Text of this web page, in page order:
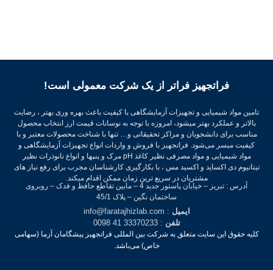
فراتجهیز فراتر از یک شرکت معمولی است!
تامین مواد شیمیایی و تجهیزات آزمایشگاهی با کیفیت باعث بهره وری بهتر ، رضایت
بالاتر و عملکرد بهتر میشود، امروزه با توجه به نوسانات قیمت ارز انتخاب محصول
مناسب برای دانشجویان و مراکز تحقیقاتی و… تنها با شناخت محصولات معتبر و با
کیفیت میسر می‌شود.فراتجهیز با فروش و واردات انواع تجهیزات آزمایشگاهی و
مواد شیمیایی و مواد مصرفی نظیر کاغذ pH مرک و پنپها و انواع نانوذرات نظیر
تیتانیوم دی اکساید و اکسید مس ، با بکارگیری کارشناسان مجرب برای رفع نیاز های
مشتریان در سریع ترین زمان ممکن اقدام میکند.
آدرس : تبریز – خیابان پاستور جدید 4 – مابین تقاطع حافظ و فدک – روبروی
ساختمان نگین – پلاک 45/1
ایمیل: info@faratajhizlab.com
تلفن: 33370233 41 0098
کلیه حقوق این سایت متعلق به شرکت بین المللی فراتجهیز پیشگامان آزما (سهامی
خاص) می‌باشد.